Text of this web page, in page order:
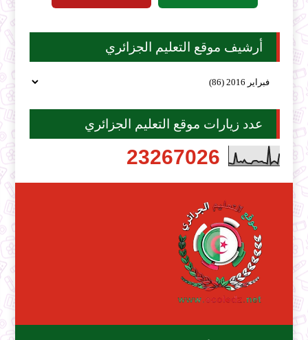
أرشيف موقع التعليم الجزائري
عدد زيارات موقع التعليم الجزائري
23267026